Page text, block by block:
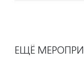
ЕЩЁ